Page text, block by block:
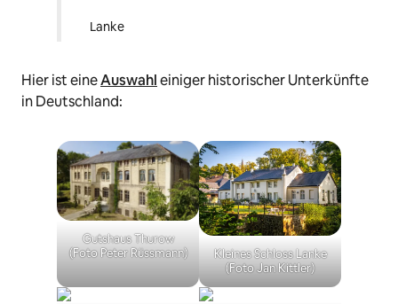
Lanke
Hier ist eineAuswahleiniger historischer Unterkünfte
in Deutschland:
Gutshaus Thurow
(Foto Peter Rüssmann)
Kleines Schloss Lanke
(Foto Jan Kittler)